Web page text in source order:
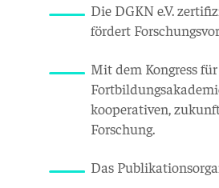
Die DGKN e.V.
fördert
Mit dem Kongress
kooperativen,
Forschung.
Das